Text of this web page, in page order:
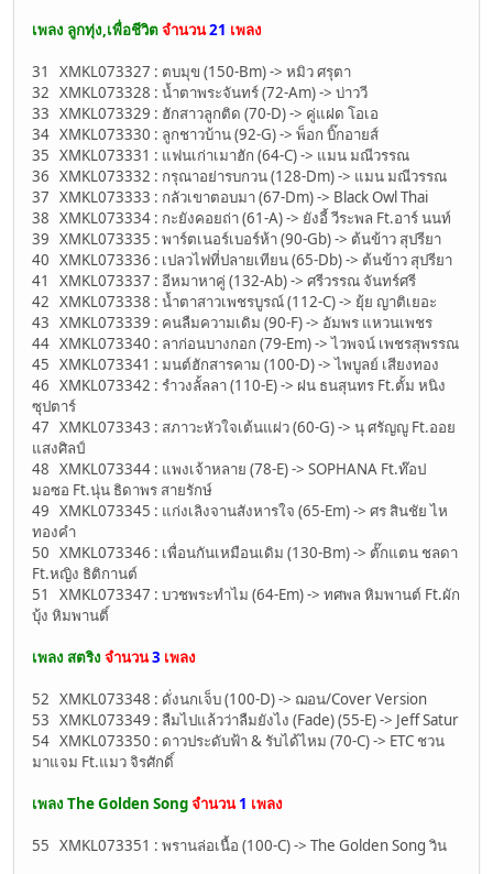
เพลง ลูกทุ่ง,เพื่อชีวิตจำนวน21 เพลง
31 XMKL073327 : ตบมุข (150-Bm) -> หมิว ศรุตา
32 XMKL073328 : น้ำตาพระจันทร์ (72-Am) -> บ่าววี
33 XMKL073329 : ฮักสาวลูกติด (70-D) -> คู่แฝด โอเอ
34 XMKL073330 : ลูกชาวบ้าน (92-G) -> พ็อก บิ๊กอายส์
35 XMKL073331 : แฟนเก่าเมาฮัก (64-C) -> แมน มณีวรรณ
36 XMKL073332 : กรุณาอย่ารบกวน (128-Dm) -> แมน มณีวรรณ
37 XMKL073333 : กลัวเขาตอบมา (67-Dm) -> Black Owl Thai
38 XMKL073334 : กะยังคอยถ่า (61-A) -> ยังอี้ วีระพล Ft.อาร์ นนท์
39 XMKL073335 : พาร์ตเนอร์เบอร์ห้า (90-Gb) -> ต้นข้าว สุปรียา
40 XMKL073336 : เปลวไฟที่ปลายเทียน (65-Db) -> ต้นข้าว สุปรียา
41 XMKL073337 : อีหมาหาคู่ (132-Ab) -> ศรีวรรณ จันทร์ศรี
42 XMKL073338 : น้ำตาสาวเพชรบูรณ์ (112-C) -> ยุ้ย ญาติเยอะ
43 XMKL073339 : คนลืมความเดิม (90-F) -> อัมพร แหวนเพชร
44 XMKL073340 : ลาก่อนบางกอก (79-Em) -> ไวพจน์ เพชรสุพรรณ
45 XMKL073341 : มนต์ฮักสารคาม (100-D) -> ไพบูลย์ เสียงทอง
46 XMKL073342 : รำวงลั้ลลา (110-E) -> ฝน ธนสุนทร Ft.ตั้ม หนิง
ซุปตาร์
47 XMKL073343 : สภาวะหัวใจเต้นแผ่ว (60-G) -> นุ ศรัญญู Ft.ออย
แสงศิลป์
48 XMKL073344 : แพงเจ้าหลาย (78-E) -> SOPHANA Ft.ท๊อป
มอซอ Ft.นุ่น ธิดาพร สายรักษ์
49 XMKL073345 : แก่งเลิงจานสังหารใจ (65-Em) -> ศร สินชัย ไห
ทองคำ
50 XMKL073346 : เพื่อนกันเหมือนเดิม (130-Bm) -> ตั๊กแตน ชลดา
Ft.หญิง ธิติกานต์
51 XMKL073347 : บวชพระทำไม (64-Em) -> ทศพล หิมพานต์ Ft.ผัก
บุ้ง หิมพานติ์
เพลง สตริง จำนวน3 เพลง
52 XMKL073348 : ดั่งนกเจ็บ (100-D) -> ฌอน/Cover Version
53 XMKL073349 : ลืมไปแล้วว่าลืมยังไง (Fade) (55-E) -> Jeff Satur
54 XMKL073350 : ดาวประดับฟ้า & รับได้ไหม (70-C) -> ETC ชวน
มาแจม Ft.แมว จิรศักดิ์
เพลง The Golden Songจำนวน1 เพลง
55 XMKL073351 : พรานล่อเนื้อ (100-C) -> The Golden Song วิน